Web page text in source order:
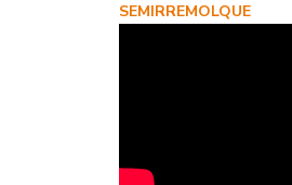
SEMIRREMOLQUE